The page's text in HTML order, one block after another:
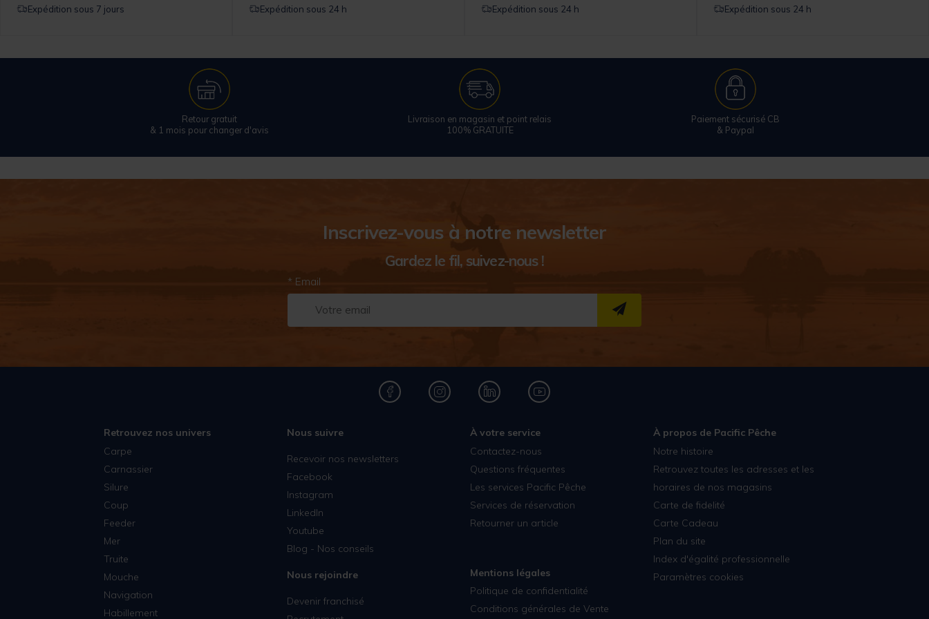
Expédition sous 7 jours Expédition sous 24 h Expédition sous 24 h Expédition sous 24 h
Retour gratuit
& 1 mois pour changer d'avis
Livraison en magasin et point relais
100% GRATUITE
Paiement sécurisé CB
& Paypal
Inscrivez-vous à notre newsletter
Gardez le fil, suivez-nous !
* Email
S''INSCRIRE
Retrouvez nos univers
Carpe
Carnassier
Silure
Coup
Feeder
Mer
Truite
Mouche
Navigation
Habillement
Nous suivre
Recevoir nos newsletters
Facebook
Instagram
LinkedIn
Youtube
Blog - Nos conseils
Nous rejoindre
Devenir franchisé
À votre service
Contactez-nous
Questions fréquentes
Les services Pacific Pêche
Services de réservation
Retourner un article
Mentions légales
Politique de confidentialité
Conditions générales de Vente
À propos de Pacific Pêche
Notre histoire
Retrouvez toutes les adresses et les
horaires de nos magasins
Carte de fidelité
Carte Cadeau
Plan du site
Index d'égalité professionnelle
Paramètres cookies